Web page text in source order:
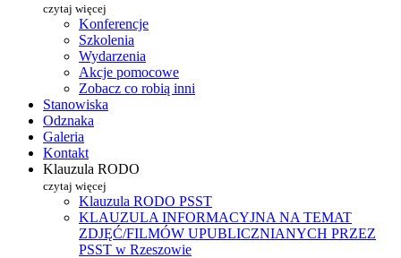
czytaj więcej
Konferencje
Szkolenia
Wydarzenia
Akcje pomocowe
Zobacz co robią inni
Stanowiska
Odznaka
Galeria
Kontakt
Klauzula RODO
czytaj więcej
Klauzula RODO PSST
KLAUZULA INFORMACYJNA NA TEMAT
ZDJĘĆ/FILMÓW UPUBLICZNIANYCH PRZEZ
PSST w Rzeszowie